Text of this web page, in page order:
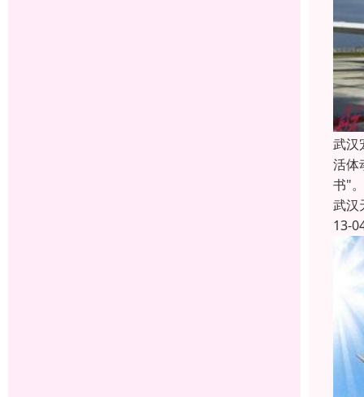
武汉
活体
书"
武汉
13-